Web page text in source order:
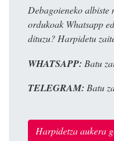
Debagoieneko albiste
ordukoak Whatsapp
dituzu? Harpidetu
WHATSAPP: Batu
TELEGRAM: Batu
Harpidetza aukera